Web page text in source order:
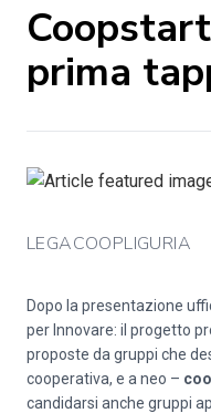
prima
LEGACOOPLIGURIA
Dopo la presentazione
per Innovare: il progetto
proposte da gruppi che
cooperativa, e a neo –
candidarsi anche gruppi